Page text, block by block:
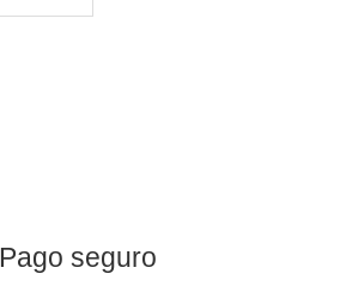
Pago seguro